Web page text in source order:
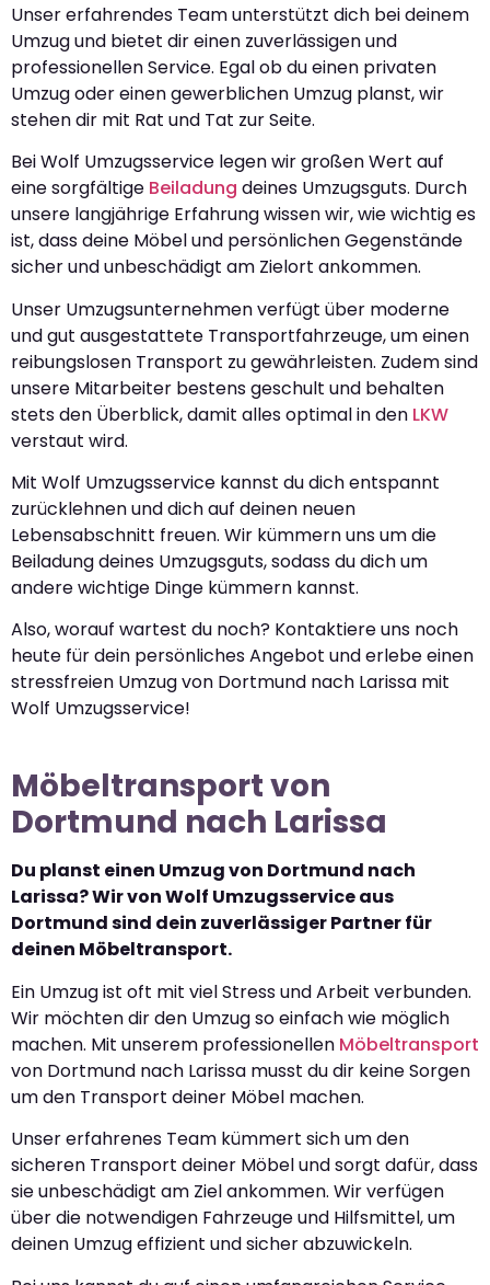
Unser erfahrendes Team unterstützt dich bei deinem
Umzug und bietet dir einen zuverlässigen und
professionellen Service. Egal ob du einen privaten
Umzug oder einen gewerblichen Umzug planst, wir
stehen dir mit Rat und Tat zur Seite.
Bei Wolf Umzugsservice legen wir großen Wert auf
eine sorgfältige Beiladung deines Umzugsguts. Durch
unsere langjährige Erfahrung wissen wir, wie wichtig es
ist, dass deine Möbel und persönlichen Gegenstände
sicher und unbeschädigt am Zielort ankommen.
Unser Umzugsunternehmen verfügt über moderne
und gut ausgestattete Transportfahrzeuge, um einen
reibungslosen Transport zu gewährleisten. Zudem sind
unsere Mitarbeiter bestens geschult und behalten
stets den Überblick, damit alles optimal in den LKW
verstaut wird.
Mit Wolf Umzugsservice kannst du dich entspannt
zurücklehnen und dich auf deinen neuen
Lebensabschnitt freuen. Wir kümmern uns um die
Beiladung deines Umzugsguts, sodass du dich um
andere wichtige Dinge kümmern kannst.
Also, worauf wartest du noch? Kontaktiere uns noch
heute für dein persönliches Angebot und erlebe einen
stressfreien Umzug von Dortmund nach Larissa mit
Wolf Umzugsservice!
Möbeltransport von
Dortmund nach Larissa
Du planst einen Umzug von Dortmund nach
Larissa? Wir von Wolf Umzugsservice aus
Dortmund sind dein zuverlässiger Partner für
deinen Möbeltransport.
Ein Umzug ist oft mit viel Stress und Arbeit verbunden.
Wir möchten dir den Umzug so einfach wie möglich
machen. Mit unserem professionellen Möbeltransport
von Dortmund nach Larissa musst du dir keine Sorgen
um den Transport deiner Möbel machen.
Unser erfahrenes Team kümmert sich um den
sicheren Transport deiner Möbel und sorgt dafür, dass
sie unbeschädigt am Ziel ankommen. Wir verfügen
über die notwendigen Fahrzeuge und Hilfsmittel, um
deinen Umzug effizient und sicher abzuwickeln.